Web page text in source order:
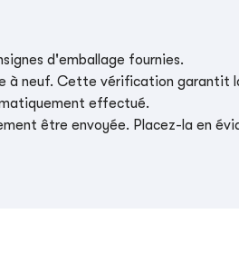
d'emballage fournies.
à neuf. Cette vérification garantit
effectué.
être envoyée. Placez-la en